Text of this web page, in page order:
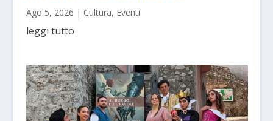
Ago 5, 2026 | Cultura, Eventi
leggi tutto